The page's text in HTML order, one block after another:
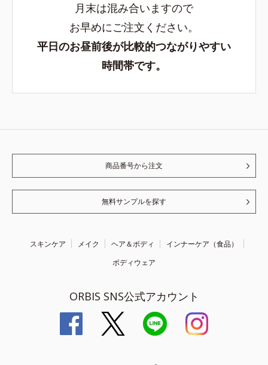
月末は混み合いますので
お早めにご注文ください。
平日のお昼前後が比較的つながりやすい
時間帯です。
商品番号から注文
無料サンプルを探す
スキンケア メイク ヘア＆ボディ
インナーケア（食品）
ボディウェア
ORBIS SNS公式アカウント